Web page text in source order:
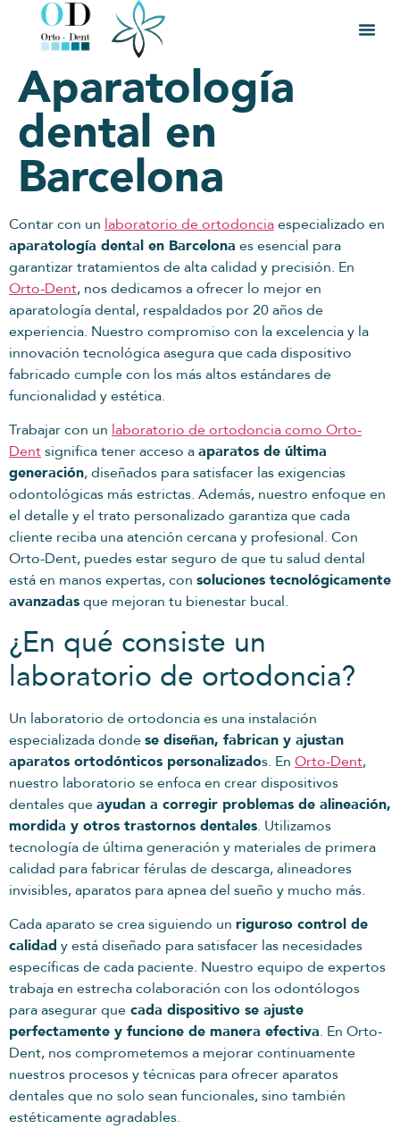
Aparatología
dental en
Barcelona
Contar con un laboratorio de ortodonciaespecializado en
aparatología dental en Barcelona es esencial para
garantizar tratamientos de alta calidad y precisión. En
Orto-Dent, nos dedicamos a ofrecer lo mejor en
aparatología dental, respaldados por 20 años de
experiencia. Nuestro compromiso con la excelencia y la
innovación tecnológica asegura que cada dispositivo
fabricado cumple con los más altos estándares de
funcionalidad y estética.
Trabajar con un laboratorio de ortodoncia como Orto-
Dentsignifica tener acceso aaparatos de última
generación, diseñados para satisfacer las exigencias
odontológicas más estrictas. Además, nuestro enfoque en
el detalle y el trato personalizado garantiza que cada
cliente reciba una atención cercana y profesional. Con
Orto-Dent, puedes estar seguro de que tu salud dental
está en manos expertas, con soluciones tecnológicamente
avanzadasque mejoran tu bienestar bucal.
¿En qué consiste un
laboratorio de ortodoncia?
Un laboratorio de ortodoncia es una instalación
especializada dondese diseñan, fabrican y ajustan
aparatos ortodónticos personalizados. En Orto-Dent,
nuestro laboratorio se enfoca en crear dispositivos
dentales queayudan a corregir problemas de alineación,
mordida y otros trastornos dentales. Utilizamos
tecnología de última generación y materiales de primera
calidad para fabricar férulas de descarga, alineadores
invisibles, aparatos para apnea del sueño y mucho más.
Cada aparato se crea siguiendo un riguroso control de
calidad y está diseñado para satisfacer las necesidades
específicas de cada paciente. Nuestro equipo de expertos
trabaja en estrecha colaboración con los odontólogos
para asegurar que cada dispositivo se ajuste
perfectamente y funcione de manera efectiva. En Orto-
Dent, nos comprometemos a mejorar continuamente
nuestros procesos y técnicas para ofrecer aparatos
dentales que no solo sean funcionales, sino también
estéticamente agradables.